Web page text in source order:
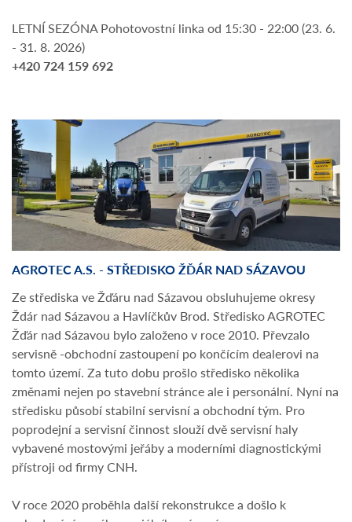
LETNÍ SEZÓNA Pohotovostní linka od 15:30 - 22:00 (23. 6.
- 31. 8. 2026)
​+420 724 159 692
AGROTEC A.S. - STŘEDISKO ŽĎÁR NAD SÁZAVOU
Ze střediska ve Žďáru nad Sázavou obsluhujeme okresy
Ždár nad Sázavou a Havlíčkův Brod. Středisko AGROTEC
Žďár nad Sázavou bylo založeno v roce 2010. Převzalo
servisně -obchodní zastoupení po končícím dealerovi na
tomto území. Za tuto dobu prošlo středisko několika
změnami nejen po stavební stránce ale i personální. Nyní na
středisku působí stabilní servisní a obchodní tým. Pro
poprodejní a servisní činnost slouží dvě servisní haly
vybavené mostovými jeřáby a moderními diagnostickými
přístroji od firmy CNH.
V roce 2020 proběhla další rekonstrukce a došlo k